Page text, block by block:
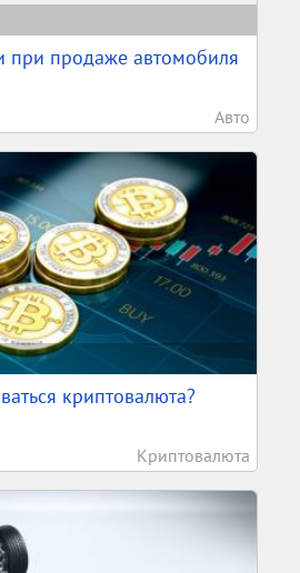
при продаже автомобиля
Авто
криптовалюта?
Криптовалюта